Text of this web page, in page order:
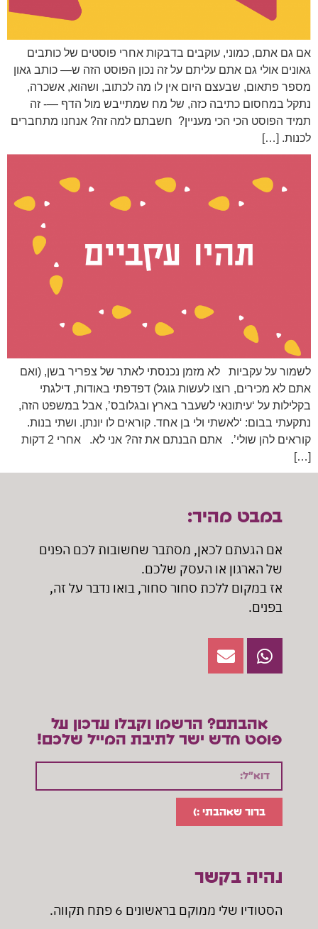
אם גם אתם, כמוני, עוקבים בדבקות אחרי פוסטים של כותבים
גאונים אולי גם אתם עליתם על זה נכון הפוסט הזה ש— כותב גאון
מספר פתאום, שבעצם היום אין לו מה לכתוב, ושהוא, אשכרה,
נתקל במחסום כתיבה כזה, של מח שמתייבש מול הדף —- זה
תמיד הפוסט הכי הכי מעניין? חשבתם למה זה? אנחנו מתחברים
לכנות. […]
לשמור על עקביות לא מזמן נכנסתי לאתר של צפריר בשן, (ואם
אתם לא מכירים, רוצו לעשות גוגל) דפדפתי באודות, דילגתי
בקלילות על ‘עיתונאי לשעבר בארץ ובגלובס’, אבל במשפט הזה,
נתקעתי בבום: ‘לאשתי ולי בן אחד. קוראים לו יונתן. ושתי בנות.
קוראים להן שולי’. אתם הבנתם את זה? אני לא. אחרי 2 דקות
[…]
במבט מהיר:
אם הגעתם לכאן, מסתבר שחשובות לכם הפנים
של הארגון או העסק שלכם.
אז במקום ללכת סחור סחור, בואו נדבר על זה,
בפנים.
אהבתם? הרשמו וקבלו עדכון על
פוסט חדש ישר לתיבת המייל שלכם!
ברור שאהבתי :)
נהיה בקשר
הסטודיו שלי ממוקם בראשונים 6 פתח תקווה
.